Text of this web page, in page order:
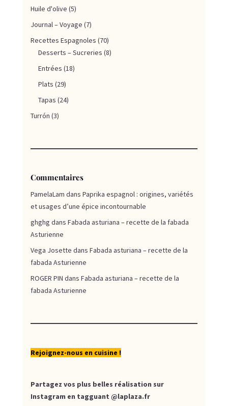
Huile d'olive (5)
Journal – Voyage (7)
Recettes Espagnoles (70)
Desserts – Sucreries (8)
Entrées (18)
Plats (29)
Tapas (24)
Turrón (3)
Commentaires
PamelaLam dans Paprika espagnol : origines, variétés
et usages d’une épice incontournable
ghghg dans Fabada asturiana – recette de la fabada
Asturienne
Vega Josette dans Fabada asturiana – recette de la
fabada Asturienne
ROGER PIN dans Fabada asturiana – recette de la
fabada Asturienne
Rejoignez-nous en cuisine !
Partagez vos plus belles réalisation sur
Instagram en tagguant @laplaza.fr